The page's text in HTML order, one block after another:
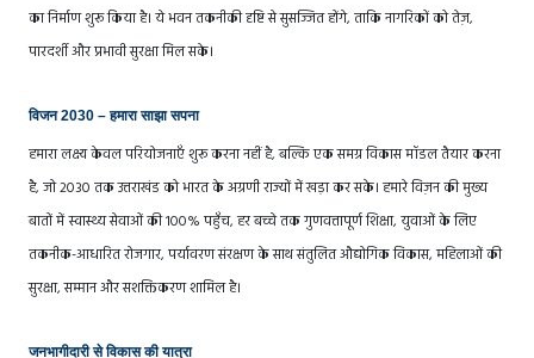
का निर्माण शुरू किया है। ये भवन तकनीकी दृष्टि से सुसज्जित होंगे, ताकि नागरिकों को तेज़,
पारदर्शी और प्रभावी सुरक्षा मिल सके।
विजन 2030 – हमारा साझा सपना
हमारा लक्ष्य केवल परियोजनाएँ शुरू करना नहीं है, बल्कि एक समग्र विकास मॉडल तैयार करना
है, जो 2030 तक उत्तराखंड को भारत के अग्रणी राज्यों में खड़ा कर सके। हमारे विज़न की मुख्य
बातों में स्वास्थ्य सेवाओं की 100% पहुँच, हर बच्चे तक गुणवत्तापूर्ण शिक्षा, युवाओं के लिए
तकनीक-आधारित रोजगार, पर्यावरण संरक्षण के साथ संतुलित औद्योगिक विकास, महिलाओं की
सुरक्षा, सम्मान और सशक्तिकरण शामिल है।
जनभागीदारी से विकास की यात्रा